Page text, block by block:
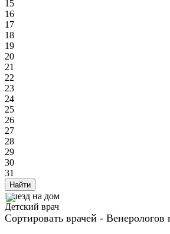
15
16
17
18
19
20
21
22
23
24
25
26
27
28
29
30
31
Найти
Выезд на дом
Детский врач
Сортировать врачей - Венерологов